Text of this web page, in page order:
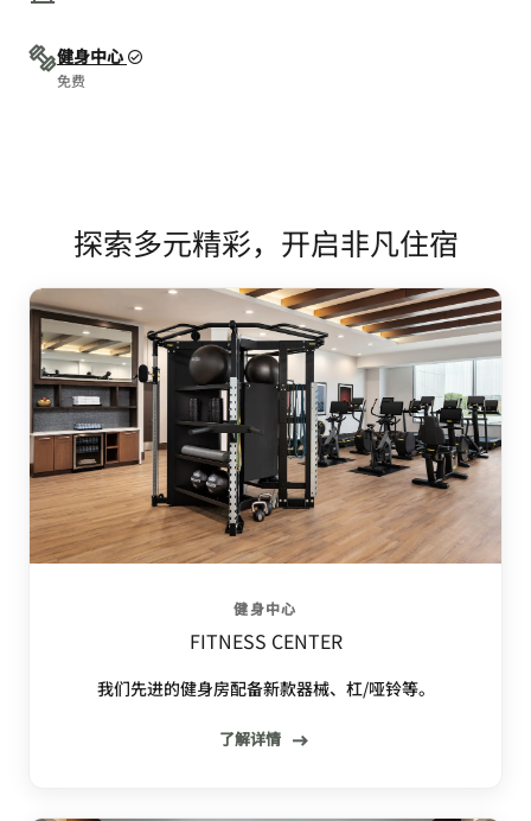
健身中心
免费
探索多元精彩，开启非凡住宿
健身中心
FITNESS CENTER
我们先进的健身房配备新款器械、杠/哑铃等。
了解详情